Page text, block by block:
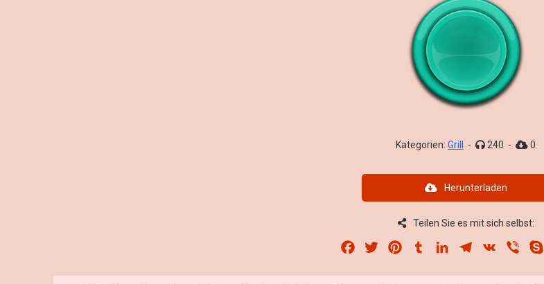
Kategorien: Grill - 240 - 0
Herunterladen
Teilen Sie es mit sich selbst:
Facebook
Twitter PinterestTumblrLinkedInTelegram
VK Viber